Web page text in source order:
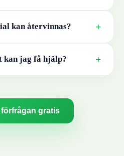
kan återvinnas? +
kan jag få hjälp? +
gratis